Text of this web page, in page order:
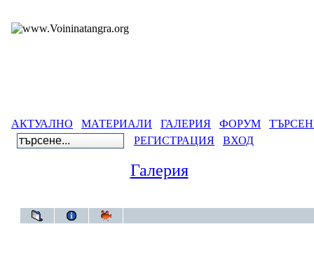
АКТУАЛНО МАТЕРИАЛИ ГАЛЕРИЯ ФОРУМ
РЕГИСТРАЦИЯ
ВХОД
Галерия